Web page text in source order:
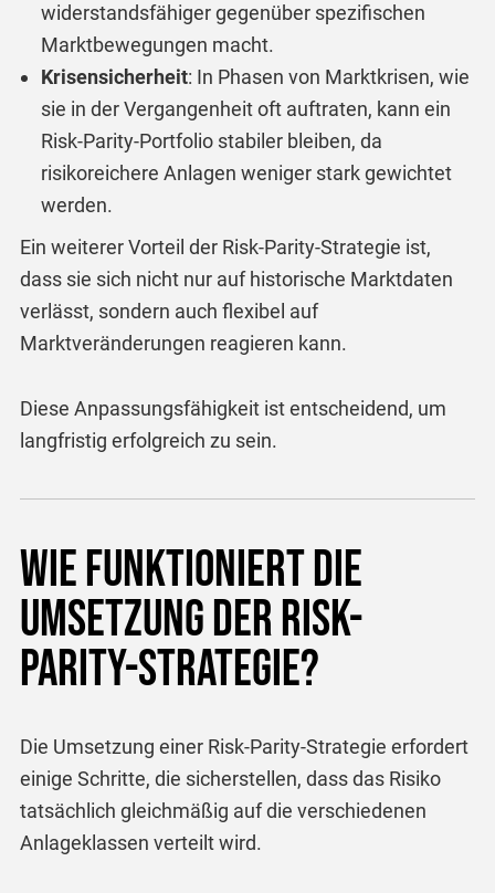
widerstandsfähiger gegenüber spezifischen
Marktbewegungen macht.
Krisensicherheit: In Phasen von Marktkrisen, wie
sie in der Vergangenheit oft auftraten, kann ein
Risk-Parity-Portfolio stabiler bleiben, da
risikoreichere Anlagen weniger stark gewichtet
werden.
Ein weiterer Vorteil der Risk-Parity-Strategie ist,
dass sie sich nicht nur auf historische Marktdaten
verlässt, sondern auch flexibel auf
Marktveränderungen reagieren kann.
Diese Anpassungsfähigkeit ist entscheidend, um
langfristig erfolgreich zu sein.
Wie funktioniert die
Umsetzung der Risk-
Parity-Strategie?
Die Umsetzung einer Risk-Parity-Strategie erfordert
einige Schritte, die sicherstellen, dass das Risiko
tatsächlich gleichmäßig auf die verschiedenen
Anlageklassen verteilt wird.